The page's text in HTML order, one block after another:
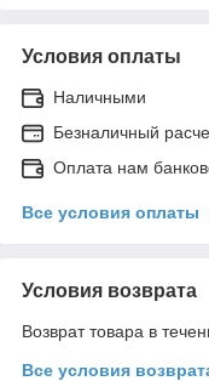
Условия оплаты
Наличными
Безналичный
Оплата нам
Все условия оплаты
Условия возврата
Возврат товара в
Все условия